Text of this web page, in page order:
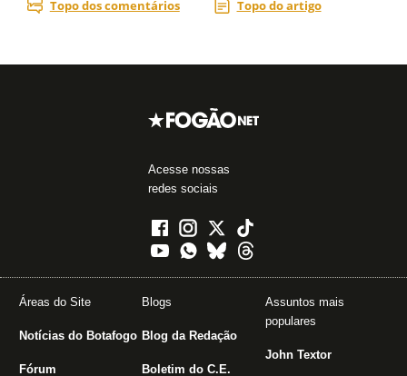
Acesse nossas
redes sociais
Áreas do Site
Notícias do Botafogo
Fórum
Blogs
Blog da Redação
Boletim do C.E.
Assuntos mais
populares
John Textor